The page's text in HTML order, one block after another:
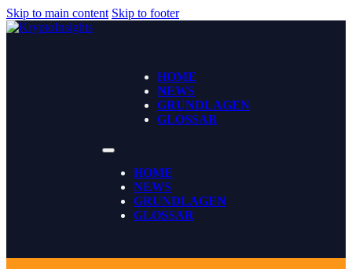
Skip to main content Skip to footer
HOME
NEWS
GRUNDLAGEN
GLOSSAR
HOME
NEWS
GRUNDLAGEN
GLOSSAR